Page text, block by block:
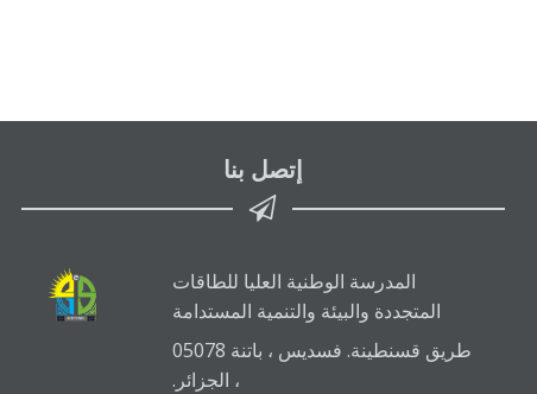
إتصل بنا
المدرسة الوطنية العليا للطاقات
المتجددة والبيئة والتنمية المستدامة
طريق قسنطينة. فسديس ، باتنة 05078
، الجزائر.